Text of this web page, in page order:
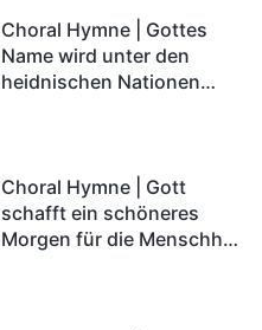
Choral Hymne | Gottes
Name wird unter den
heidnischen Nationen
Choral Hymne | Gott
schafft ein schöneres
Morgen für die Menschheit